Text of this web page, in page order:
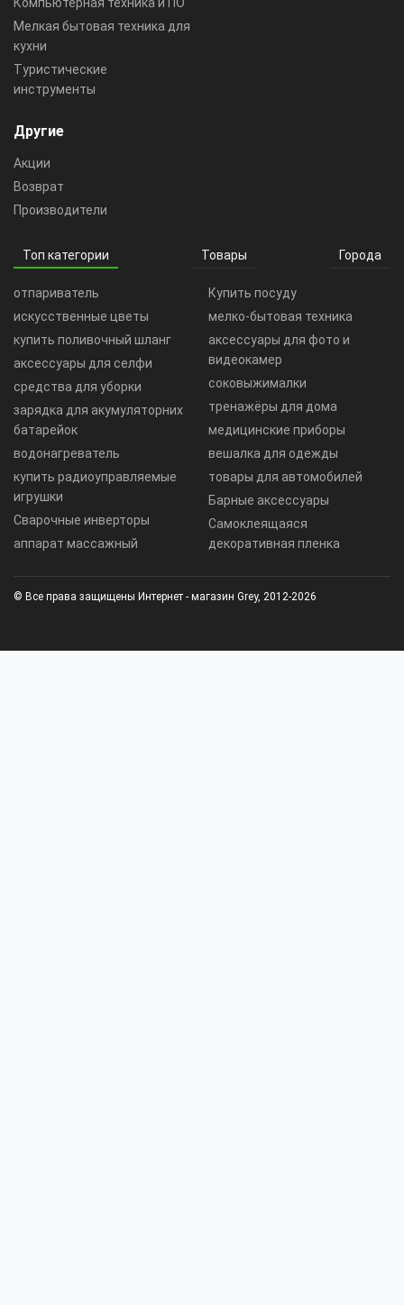
Мелкая бытовая техника для
кухни
Туристические
инструменты
Другие
Акции
Возврат
Производители
Топ категории Товары Города
отпариватель
искусственные цветы
купить поливочный шланг
аксессуары для селфи
средства для уборки
зарядка для акумуляторних
батарейок
водонагреватель
купить радиоуправляемые
игрушки
Сварочные инверторы
аппарат массажный
Купить посуду
мелко-бытовая техника
аксессуары для фото и
видеокамер
соковыжималки
тренажёры для дома
медицинские приборы
вешалка для одежды
товары для автомобилей
Барные аксессуары
Самоклеящаяся
декоративная пленка
© Все права защищены Интернет - магазин Grey, 2012-2026